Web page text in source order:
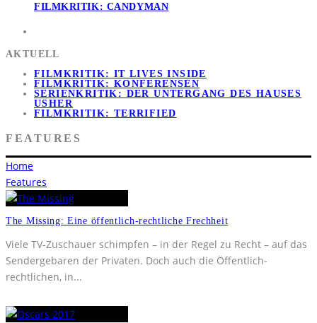
FILMKRITIK: CANDYMAN
AKTUELL
FILMKRITIK: IT LIVES INSIDE
FILMKRITIK: KONFERENSEN
SERIENKRITIK: DER UNTERGANG DES HAUSES
USHER
FILMKRITIK: TERRIFIED
FEATURES
Home
Features
The Missing: Eine öffentlich-rechtliche Frechheit
Viele TV-Zuschauer schimpfen – in der Regel zu Recht – auf das
Sendergebaren der Privaten. Doch auch die Öffentlich-
rechtlichen, in...